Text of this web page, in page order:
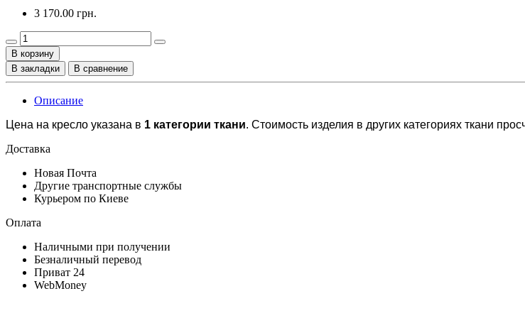
3 170.00 грн.
В корзину
В закладки
В сравнение
Описание
Цена на кресло указана в 1 категории ткани. Стоимость изделия в других категориях ткани
Доставка
Новая Почта
Другие транспортные службы
Курьером по Киеве
Оплата
Наличными при получении
Безналичный перевод
Приват 24
WebMoney